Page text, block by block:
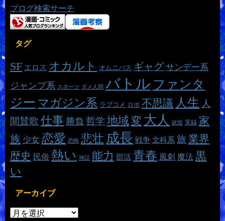
ブログ検索サーチ
タグ
SF エロス オカルト オムニバス ギャグ サンデー系
ジャンプ系 スポーツ ダメ人間 バトル ファンタ
ジー マガジン系 ラブコメ ロボ 不思議 人生 人
間賛歌 仕事 勝負 哲学 地域 変 大人 妖怪 実録 家
族 少女 恋愛 恐怖 悲壮 成長 戦争 文科系 旅 業界
歴史 民俗 熱い 神話 能力 部活 青春 風刺 魔法 黒
い
アーカイブ